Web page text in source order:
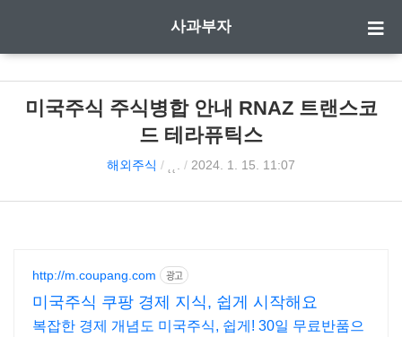
사과부자
미국주식 주식병합 안내 RNAZ 트랜스코
드 테라퓨틱스
해외주식 / / 2024. 1. 15. 11:07
http://m.coupang.com 광고
미국주식 쿠팡 경제 지식, 쉽게 시작해요
복잡한 경제 개념도 미국주식, 쉽게! 30일 무료반품으